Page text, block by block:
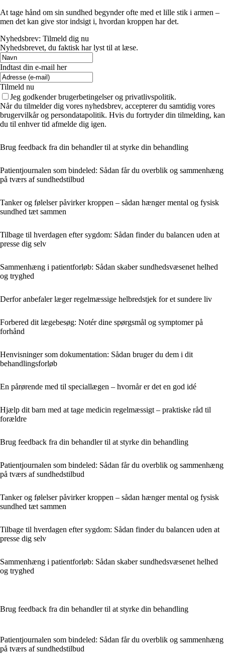
At tage hånd om sin sundhed begynder ofte med et lille stik i armen –
men det kan give stor indsigt i, hvordan kroppen har det.
Nyhedsbrev: Tilmeld dig nu
Nyhedsbrevet, du faktisk har lyst til at læse.
Indtast din e-mail her
Tilmeld nu
Jeg godkender brugerbetingelser og privatlivspolitik.
Når du tilmelder dig vores nyhedsbrev, accepterer du samtidig vores
brugervilkår og persondatapolitik. Hvis du fortryder din tilmelding, kan
du til enhver tid afmelde dig igen.
Brug feedback fra din behandler til at styrke din behandling
Patientjournalen som bindeled: Sådan får du overblik og sammenhæng
på tværs af sundhedstilbud
Tanker og følelser påvirker kroppen – sådan hænger mental og fysisk
sundhed tæt sammen
Tilbage til hverdagen efter sygdom: Sådan finder du balancen uden at
presse dig selv
Sammenhæng i patientforløb: Sådan skaber sundhedsvæsenet helhed
og tryghed
Derfor anbefaler læger regelmæssige helbredstjek for et sundere liv
Forbered dit lægebesøg: Notér dine spørgsmål og symptomer på
forhånd
Henvisninger som dokumentation: Sådan bruger du dem i dit
behandlingsforløb
En pårørende med til speciallægen – hvornår er det en god idé
Hjælp dit barn med at tage medicin regelmæssigt – praktiske råd til
forældre
Brug feedback fra din behandler til at styrke din behandling
Patientjournalen som bindeled: Sådan får du overblik og sammenhæng
på tværs af sundhedstilbud
Tanker og følelser påvirker kroppen – sådan hænger mental og fysisk
sundhed tæt sammen
Tilbage til hverdagen efter sygdom: Sådan finder du balancen uden at
presse dig selv
Sammenhæng i patientforløb: Sådan skaber sundhedsvæsenet helhed
og tryghed
Brug feedback fra din behandler til at styrke din behandling
Patientjournalen som bindeled: Sådan får du overblik og sammenhæng
på tværs af sundhedstilbud